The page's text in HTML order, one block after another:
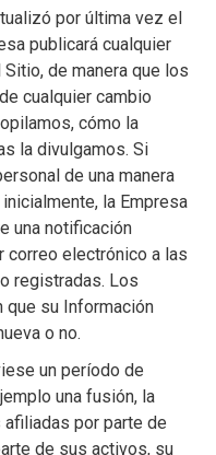
por última vez el
publicará cualquier
de manera que los
cualquier cambio
cómo la
la divulgamos. Si
de una manera
la Empresa
una notificación
correo electrónico a las
registradas. Los
que su Información
o no.
un período de
una fusión, la
por parte de
de sus activos, su